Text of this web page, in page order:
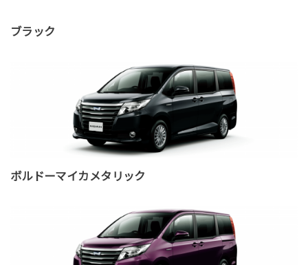
ブラック
ボルドーマイカメタリック